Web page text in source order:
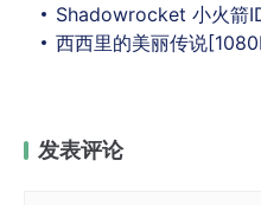
Shadowrocket 小火箭
西西里的美丽传说
发表评论